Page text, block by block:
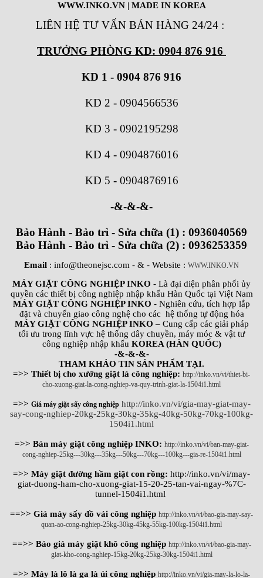
WWW.INKO.VN| MADE IN KOREA
LIÊN HỆ TƯ VẤN BÁN HÀNG 24/24 :
TRƯỞNG PHÒNG KD: 0904 876 916
KD 1 - 0904 876 916
KD 2 - 0904566536
KD 3 - 0902195298
KD 4 - 0904876016
KD 5 - 0904876916
-&-&-&-
Bảo Hành - Bảo trì - Sửa chữa (1) : 0936040569
Bảo Hành - Bảo trì - Sửa chữa (2) : 0936253359
Email : info@theonejsc.com - & - Website : WWW.INKO.VN
MÁY GIẶT CÔNG NGHIỆP INKO - Là đại diện phân phối ủy
quyền các thiết bị công nghiệp nhập khẩu Hàn Quốc tại Việt Nam
MÁY GIẶT CÔNG NGHIỆP INKO - Nghiên cứu, tích hợp lắp
đặt và chuyển giao công nghệ cho các hệ thống tự động hóa
MÁY GIẶT CÔNG NGHIỆP INKO – Cung cấp các giải pháp
tối ưu trong lĩnh vực hệ thống dây chuyền, máy móc & vật tư
công nghiệp nhập khẩu KOREA (HÀN QUỐC)
-&-&-&-
THAM KHẢO TIN SẢN PHẨM TẠI.
=>> Thiết bị cho xưởng giặt là công nghiệp: http://inko.vn/vi/thiet-bi-
cho-xuong-giat-la-cong-nghiep-va-quy-trinh-giat-la-1504i1.html
=>> Giá máy giặt sấy công nghiệp http://inko.vn/vi/gia-may-giat-may-
say-cong-nghiep-20kg-25kg-30kg-35kg-40kg-50kg-70kg-100kg-
1504i1.html
=>> Bán máy giặt công nghiệp INKO: http://inko.vn/vi/ban-may-giat-
cong-nghiep-25kg---30kg---35kg---50kg---70kg---100kg---gia-re-1504i1.html
=>> Máy giặt đường hầm giặt con rồng: http://inko.vn/vi/may-
giat-duong-ham-cho-xuong-giat-15-20-25-tan-vai-ngay-%7C-
tunnel-1504i1.html
==>> Giá máy sấy đồ vải công nghiệp http://inko.vn/vi/bao-gia-may-say-
quan-ao-cong-nghiep-25kg-30kg-45kg-55kg-100kg-1504i1.html
==>> Báo giá máy giặt khô công nghiệp http://inko.vn/vi/bao-gia-may-
giat-kho-cong-nghiep-15kg-20kg-25kg-30kg-1504i1.html
=>> Máy là lô là ga là ủi công nghiệp http://inko.vn/vi/gia-may-la-lo-la-